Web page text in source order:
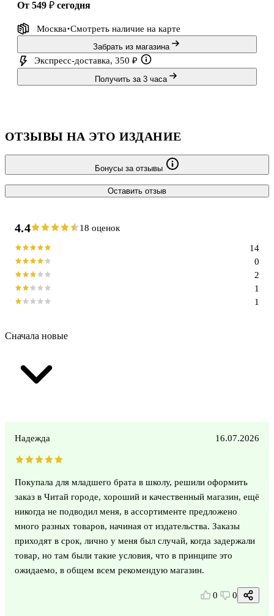
от 549 ₽ сегодня
Москва Смотреть наличие на карте
Забрать из магазина
Экспресс-доставка, 350 ₽
Получить за 3 часа
ОТЗЫВЫ НА ЭТО ИЗДАНИЕ
Бонусы за отзывы
Оставить отзыв
4.4 18 оценок
1
1
2
0
14
Сначала новые
Надежда 16.07.2026
Покупала для младшего брата в школу, решили оформить
заказ в Читай городе, хороший и качественный магазин, ещё
никогда не подводил меня, в ассортименте предложено
много разных товаров, начиная от издательства. Заказы
приходят в срок, лично у меня был случай, когда задержали
товар, но там были такие условия, что в принципе это
ожидаемо, в общем всем рекомендую магазин.
0 0